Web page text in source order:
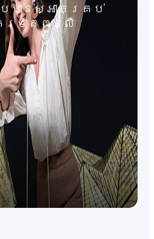
បានស្អាតគ្រប់
ម្រិតពន្លឺ